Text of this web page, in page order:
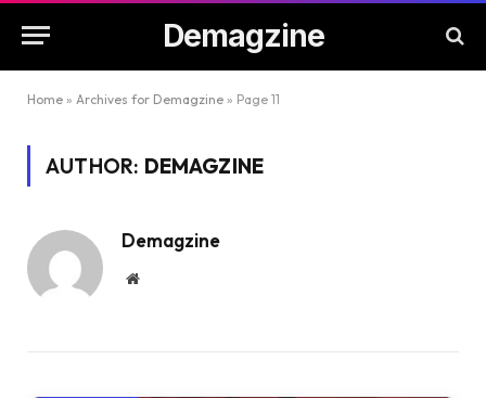
Demagzine
Home » Archives for Demagzine » Page 11
AUTHOR: DEMAGZINE
Demagzine
Website